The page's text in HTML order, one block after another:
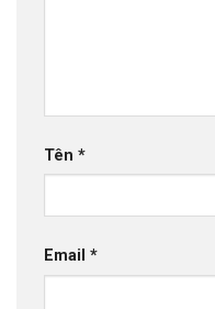
Tên *
Email *